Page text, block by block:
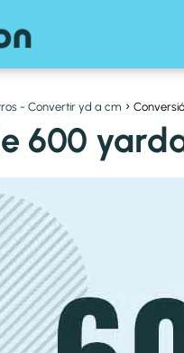
- Convertir yd a cm
600